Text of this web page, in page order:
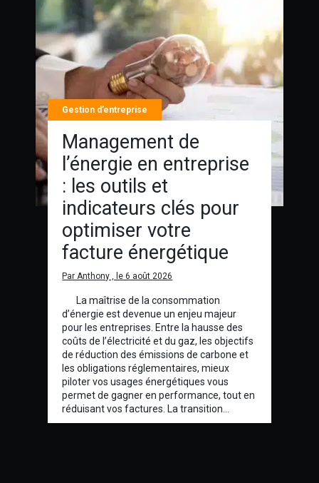
Gestion d’entreprise
Management de
l’énergie en entreprise
: les outils et
indicateurs clés pour
optimiser votre
facture énergétique
Par Anthony , le 6 août 2026
La maîtrise de la consommation
d’énergie est devenue un enjeu majeur
pour les entreprises. Entre la hausse des
coûts de l’électricité et du gaz, les objectifs
de réduction des émissions de carbone et
les obligations réglementaires, mieux
piloter vos usages énergétiques vous
permet de gagner en performance, tout en
réduisant vos factures. La transition…